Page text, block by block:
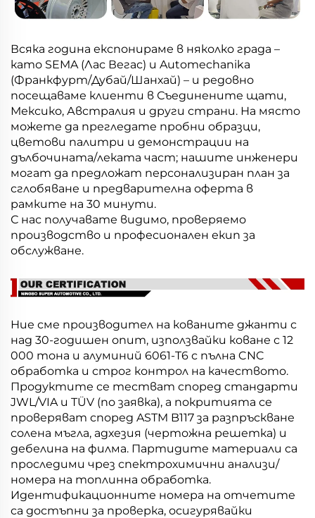
Всяка година експонираме в няколко града –
като SEMA (Лас Вегас) и Automechanika
(Франкфурт/Дубай/Шанхай) – и редовно
посещаваме клиенти в Съединените щати,
Мексико, Австралия и други страни. На място
можете да прегледате пробни образци,
цветови палитри и демонстрации на
дълбочината/леката част; нашите инженери
могат да предложат персонализиран план за
сглобяване и предварителна оферта в
рамките на 30 минути.
С нас получавате видимо, проверяемо
производство и професионален екип за
обслужване.
Ние сме производител на кованите джанти с
над 30-годишен опит, използвайки коване с 12
000 тона и алуминий 6061-T6 с пълна CNC
обработка и строг контрол на качеството.
Продуктите се тестват според стандарти
JWL/VIA и TÜV (по заявка), а покритията се
проверяват според ASTM B117 за разпръскване
солена мъгла, адхезия (чертожна решетка) и
дебелина на филма. Партидите материали са
проследими чрез спектрохимични анализи/
номера на топлинна обработка.
Идентификационните номера на отчетите
са достъпни за проверка, осигурявайки